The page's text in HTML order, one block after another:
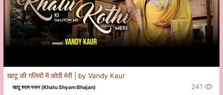
खाटू की गलियों में कोठी मेरी | by Vandy Kaur
खाटू श्याम भजन (Khatu Shyam Bhajan) 241